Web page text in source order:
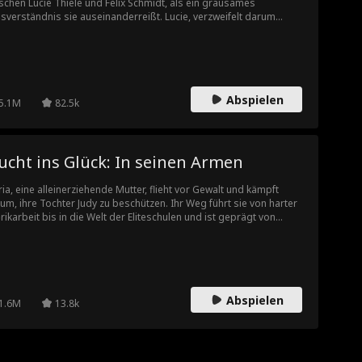
Lucie Thiele und Felix Schmidt, als ein grausames
sie auseinanderreißt. Lucie, verzweifelt darum
und die Qualen ihrer intriganten jüngeren Schwester
ertragen, die nun Felix' neue Freundin ist – während sie die
verbirgt, die sie entweder wieder vereinen oder für immer
82.5k Abspielen
ins Glück: In seinen Armen
eine alleinerziehende Mutter, flieht vor Gewalt und kämpft
ihre Tochter Judy zu beschützen. Ihr Weg führt sie von harter
bis in die Welt der Eliteschulen und ist geprägt von
1.6M 13.8k Abspielen